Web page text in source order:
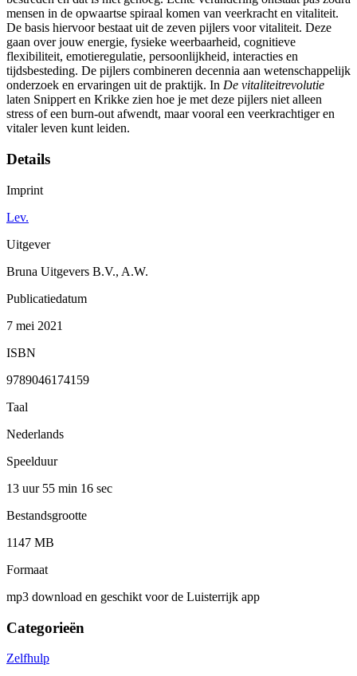
mensen in de opwaartse spiraal komen van veerkracht en vitaliteit.
De basis hiervoor bestaat uit de zeven pijlers voor vitaliteit. Deze
gaan over jouw energie, fysieke weerbaarheid, cognitieve
flexibiliteit, emotieregulatie, persoonlijkheid, interacties en
tijdsbesteding. De pijlers combineren decennia aan wetenschappelijk
onderzoek en ervaringen uit de praktijk. In De vitaliteitrevolutie
laten Snippert en Krikke zien hoe je met deze pijlers niet alleen
stress of een burn-out afwendt, maar vooral een veerkrachtiger en
vitaler leven kunt leiden.
Details
Imprint
Lev.
Uitgever
Bruna Uitgevers B.V., A.W.
Publicatiedatum
7 mei 2021
ISBN
9789046174159
Taal
Nederlands
Speelduur
13 uur 55 min 16 sec
Bestandsgrootte
1147 MB
Formaat
mp3 download en geschikt voor de Luisterrijk app
Categorieën
Zelfhulp